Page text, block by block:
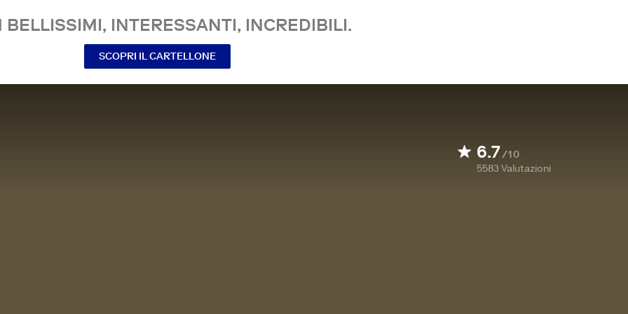
BELLISSIMI, INTERESSANTI, INCREDIBILI.
SCOPRI IL CARTELLONE
6.7/10
5583Valutazioni